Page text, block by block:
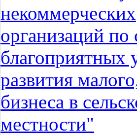
некоммерческих
организаций по
благоприятных
развития
бизнеса в
местности"